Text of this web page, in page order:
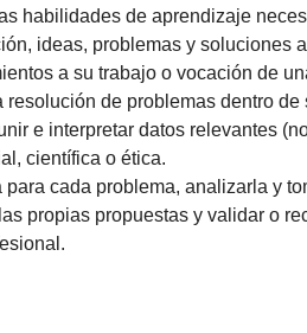
habilidades de aprendizaje
ideas, problemas y
a su trabajo o vocación de
de problemas dentro de
e interpretar datos relevantes
científica o ética.
cada problema, analizarla y
propias propuestas y validar o